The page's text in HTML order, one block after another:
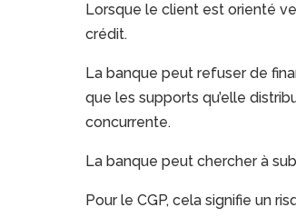
Lorsque le client est orienté
crédit.
La banque peut refuser de
que les supports qu’elle
concurrente.
La banque peut chercher à
Pour le CGP, cela signifie un